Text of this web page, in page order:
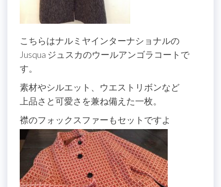
こちらはナルミヤインターナショナルの
Jusqua ジュスカのウールアンゴラコートで
す。
素材やシルエット、ウエストリボンなど
上品さと可愛さを兼ね備えた一枚。
襟のフォックスファーもセットですよ